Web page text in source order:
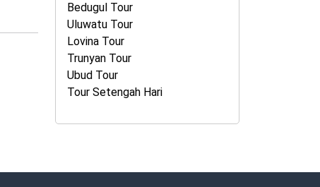
Bedugul Tour
Uluwatu Tour
Lovina Tour
Trunyan Tour
Ubud Tour
Tour Setengah Hari